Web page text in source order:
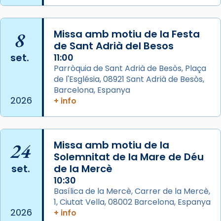
que les santes són filles de l’antiga Iluro.
Mataró en reivindicarà les relíquies fins que
les aconseguirà el 1772. L’ofici que es canta
a la “Missa de les Santes” (“Missa de
Glòria”) fou composta el 1848 per Mn.
Manuel Blanch, amb aire d’òpera
italianitzant; s’interpreta per privilegi
pontifici, amb orquestra i cor, i té una
duració aproximada de tres hores. Després,
processó (recuperada el 1972) al voltant
del temple amb les relíquies de les santes.
Des de 1985 hi participa també un grup de
diablesses amb música i ball propis. Festa
gran a Mataró.
«Si vols saber què és calor, ves per les
Santes a Mataró»🥵.
Photo
8
set.
2026
Missa amb motiu de la Festa
de Sant Adrià del Besos
11:00
Parròquia de Sant Adrià de Besòs, Plaça
de l'Església, 08921 Sant Adrià de Besòs,
Barcelona, Espanya
+ info
24
set.
2026
Missa amb motiu de la
Solemnitat de la Mare de Déu
de la Mercè
10:30
Basílica de la Mercè, Carrer de la Mercè,
1, Ciutat Vella, 08002 Barcelona, Espanya
+ info